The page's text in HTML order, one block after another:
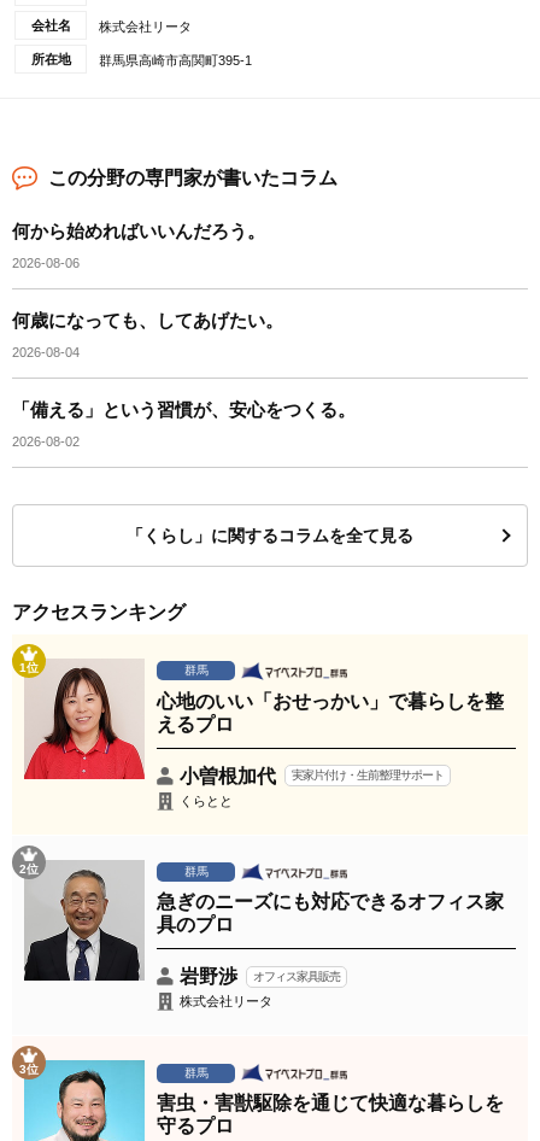
会社名 株式会社リータ
所在地 群馬県高崎市高関町395-1
この分野の専門家が書いたコラム
何から始めればいいんだろう。
2026-08-06
何歳になっても、してあげたい。
2026-08-04
「備える」という習慣が、安心をつくる。
2026-08-02
「くらし」に関するコラムを全て見る
アクセスランキング
1位 群馬
心地のいい「おせっかい」で暮らしを整
えるプロ
小曽根加代 実家片付け・生前整理サポート
くらとと
2位 群馬
急ぎのニーズにも対応できるオフィス家
具のプロ
岩野渉 オフィス家具販売
株式会社リータ
3位 群馬
害虫・害獣駆除を通じて快適な暮らしを
守るプロ